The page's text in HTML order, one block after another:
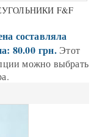
F&F
составляла
80.00 грн. Этот
можно выбрать